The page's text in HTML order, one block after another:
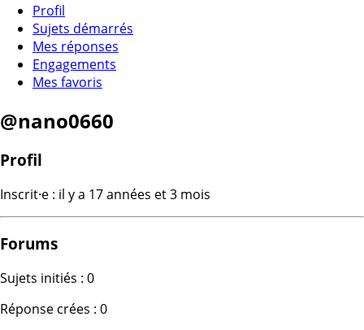
Profil
Sujets démarrés
Mes réponses
Engagements
Mes favoris
@nano0660
Profil
Inscrit·e : il y a 17 années et 3 mois
Forums
Sujets initiés : 0
Réponse crées : 0